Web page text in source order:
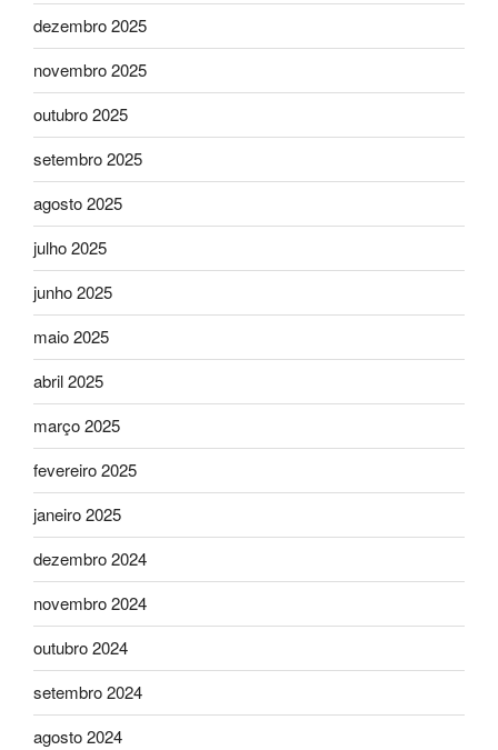
dezembro 2025
novembro 2025
outubro 2025
setembro 2025
agosto 2025
julho 2025
junho 2025
maio 2025
abril 2025
março 2025
fevereiro 2025
janeiro 2025
dezembro 2024
novembro 2024
outubro 2024
setembro 2024
agosto 2024